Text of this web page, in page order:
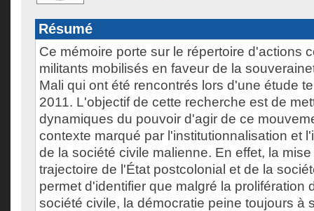
Résumé
Ce mémoire porte sur le répertoire d'actions
militants mobilisés en faveur de la
Mali qui ont été rencontrés lors d'une étude
2011. L'objectif de cette recherche est de
dynamiques du pouvoir d'agir de ce
contexte marqué par l'institutionnalisation et
de la société civile malienne. En effet, la
trajectoire de l'État postcolonial et de la
permet d'identifier que malgré la prolifération
société civile, la démocratie peine toujours à